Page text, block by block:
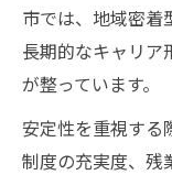
市では、地域密着
長期的なキャリア
が整っています。
安定性を重視する
制度の充実度、残